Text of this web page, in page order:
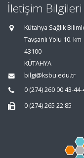
İletişim Bilgileri
Kütahya Sağlık
Tavşanlı Yolu 10. km
43100
KÜTAHYA
bilgi@ksbu.edu.tr
0 (274) 260 00 43-
0 (274) 265 22 85